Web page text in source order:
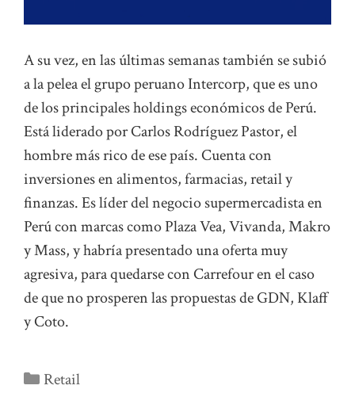
A su vez, en las últimas semanas también se subió
a la pelea el grupo peruano Intercorp, que es uno
de los principales holdings económicos de Perú.
Está liderado por Carlos Rodríguez Pastor, el
hombre más rico de ese país. Cuenta con
inversiones en alimentos, farmacias, retail y
finanzas. Es líder del negocio supermercadista en
Perú con marcas como Plaza Vea, Vivanda, Makro
y Mass, y habría presentado una oferta muy
agresiva, para quedarse con Carrefour en el caso
de que no prosperen las propuestas de GDN, Klaff
y Coto.
Categorías
Retail